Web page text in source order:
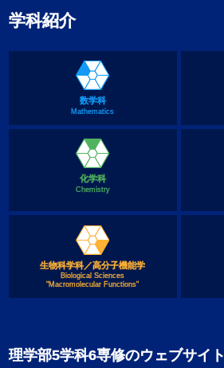
学科紹介
数学科
Mathematics
化学科
Chemistry
生物科学科／高分子機能学
Biological Sciences
"Macromolecular Functions"
理学部5学科6専修のウェブサイト